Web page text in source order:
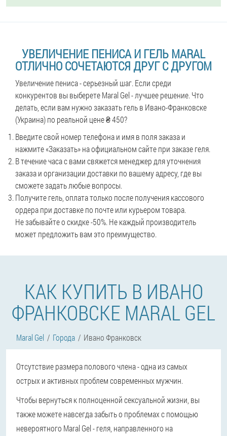
УВЕЛИЧЕНИЕ ПЕНИСА И ГЕЛЬ MARAL
ОТЛИЧНО СОЧЕТАЮТСЯ ДРУГ С ДРУГОМ
Увеличение пениса - серьезный шаг. Если среди
конкурентов вы выберете Maral Gel - лучшее решение. Что
делать, если вам нужно заказать гель в Ивано-Франковске
(Украина) по реальной цене ₴ 450?
Введите свой номер телефона и имя в поля заказа и
нажмите «Заказать» на официальном сайте при заказе геля.
В течение часа с вами свяжется менеджер для уточнения
заказа и организации доставки по вашему адресу, где вы
сможете задать любые вопросы.
Получите гель, оплата только после получения кассового
ордера при доставке по почте или курьером товара.
Не забывайте о скидке -50%. Не каждый производитель
может предложить вам это преимущество.
КАК КУПИТЬ В ИВАНО
ФРАНКОВСКЕ MARAL GEL
Maral Gel Города Ивано Франковск
Отсутствие размера полового члена - одна из самых
острых и активных проблем современных мужчин.
Чтобы вернуться к полноценной сексуальной жизни, вы
также можете навсегда забыть о проблемах с помощью
невероятного Maral Gel - геля, направленного на